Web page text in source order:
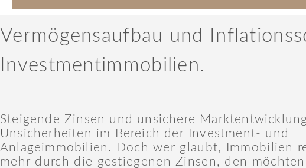
Vermögensaufbau und
Investmentimmobilien.
Steigende Zinsen und unsichere
Unsicherheiten im Bereich der Investment- und
Anlageimmobilien.
Doch wer glaubt, Immobilien
mehr durch die gestiegenen Zinsen, den